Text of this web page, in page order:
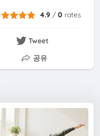
4.9 /0 rates
Tweet
공유